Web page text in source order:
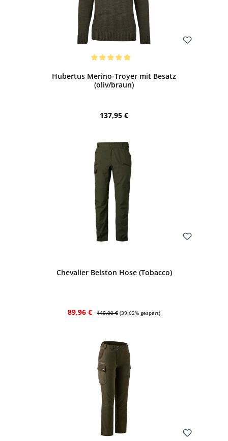
Hubertus Merino-Troyer mit Besatz
(oliv/braun)
Regulärer Preis:
137,95 €
Chevalier Belston Hose (Tobacco)
Verkaufspreis:
89,96 € Regulärer Preis:
149,00 € (39.62% gespart)